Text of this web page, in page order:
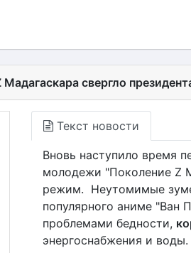
свергло
Текст новости
Вновь наступило время
молодежи "Поколение Z
режим. Неутомимые
популярного аниме "Ван
проблемами бедности,
энергоснабжения и воды.